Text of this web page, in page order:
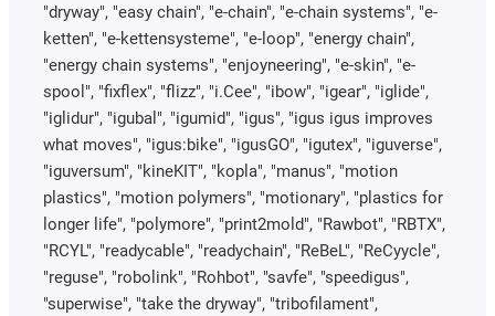
"dryway", "easy chain", "e-chain", "e-chain systems", "e-
ketten", "e-kettensysteme", "e-loop", "energy chain",
"energy chain systems", "enjoyneering", "e-skin", "e-
spool", "fixflex", "flizz", "i.Cee", "ibow", "igear", "iglide",
"iglidur", "igubal", "igumid", "igus", "igus igus improves
what moves", "igus:bike", "igusGO", "igutex", "iguverse",
"iguversum", "kineKIT", "kopla", "manus", "motion
plastics", "motion polymers", "motionary", "plastics for
longer life", "polymore", "print2mold", "Rawbot", "RBTX",
"RCYL", "readycable", "readychain", "ReBeL", "ReCyycle",
"reguse", "robolink", "Rohbot", "savfe", "speedigus",
"superwise", "take the dryway", "tribofilament",